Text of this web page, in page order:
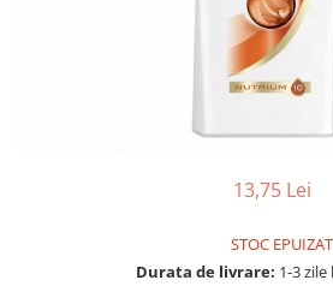
Produse pentru curatarea tenului
Sapun lichid, sapun
13,75 Lei
STOC EPUIZAT
Durata de livrare: 1-3